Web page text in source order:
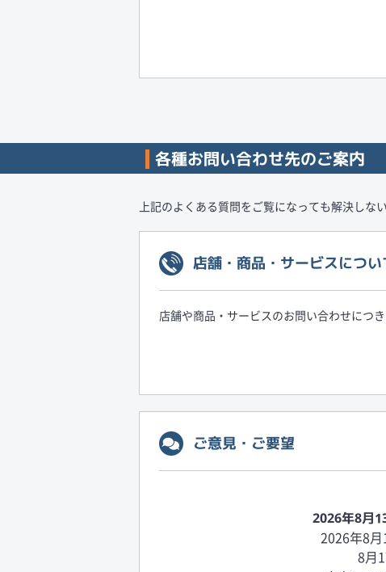
各種お問い合わせ先のご案内
上記のよくある質問をご覧になっても解決しな
店舗・商品・サービスについ
店舗や商品・サービスのお問い合わせにつ
ご意見・ご要望
2026年8月
2026年8月
8月